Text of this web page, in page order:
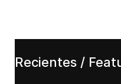
Recientes /